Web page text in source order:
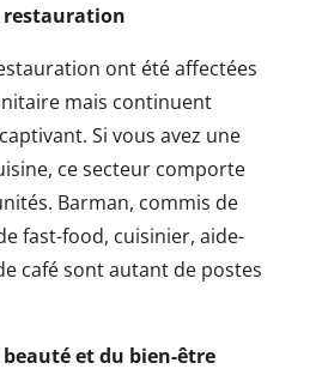
restauration
ont été affectées
mais continuent
Si vous avez une
ce secteur comporte
Barman, commis de
fast-food, cuisinier, aide-
café sont autant de postes
et du bien-être